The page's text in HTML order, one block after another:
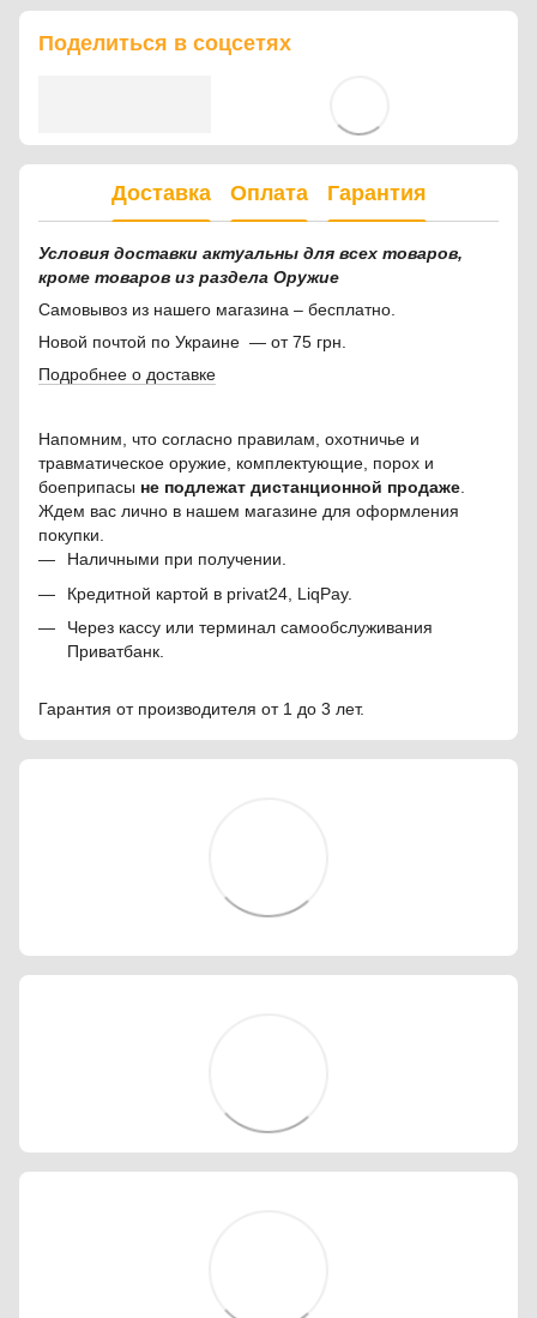
Поделиться в соцсетях
Доставка Оплата Гарантия
Условия доставки актуальны для всех товаров,
кроме товаров из раздела Оружие
Самовывоз из нашего магазина – бесплатно.
Новой почтой по Украине — от 75 грн.
Подробнее о доставке
Напомним, что согласно правилам, охотничье и
травматическое оружие, комплектующие, порох и
боеприпасы не подлежат дистанционной продаже
Ждем вас лично в нашем магазине для оформления
покупки.
Наличными при получении.
Кредитной картой в privat24, LiqPay.
Через кассу или терминал самообслуживания
Приватбанк.
Гарантия от производителя от 1 до 3 лет.